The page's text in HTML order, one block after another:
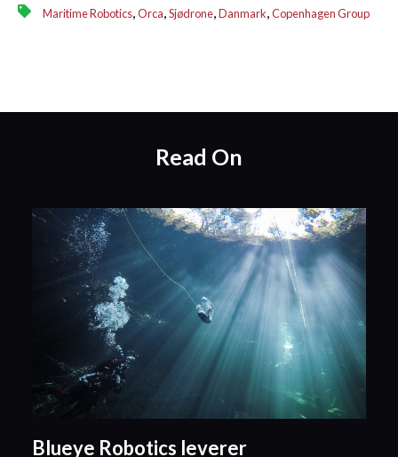
Maritime Robotics Orca Sjødrone Danmark Copenhagen Group
Read On
Blueye Robotics leverer